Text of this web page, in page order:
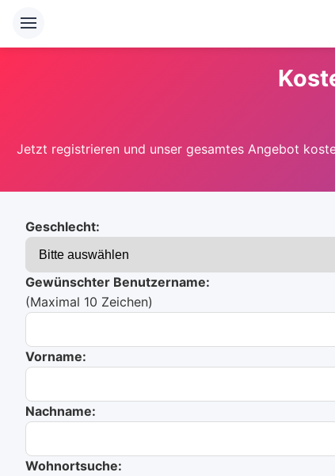
Jetzt registrieren und unser gesamtes Angebot
Geschlecht:
Gewünschter Benutzername:
(Maximal 10 Zeichen)
Vorname:
Nachname:
Wohnortsuche: